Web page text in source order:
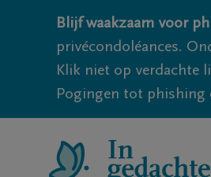
Blijf waakzaam voor
privécondoléances.
Klik niet op verdachte
Pogingen tot phishing